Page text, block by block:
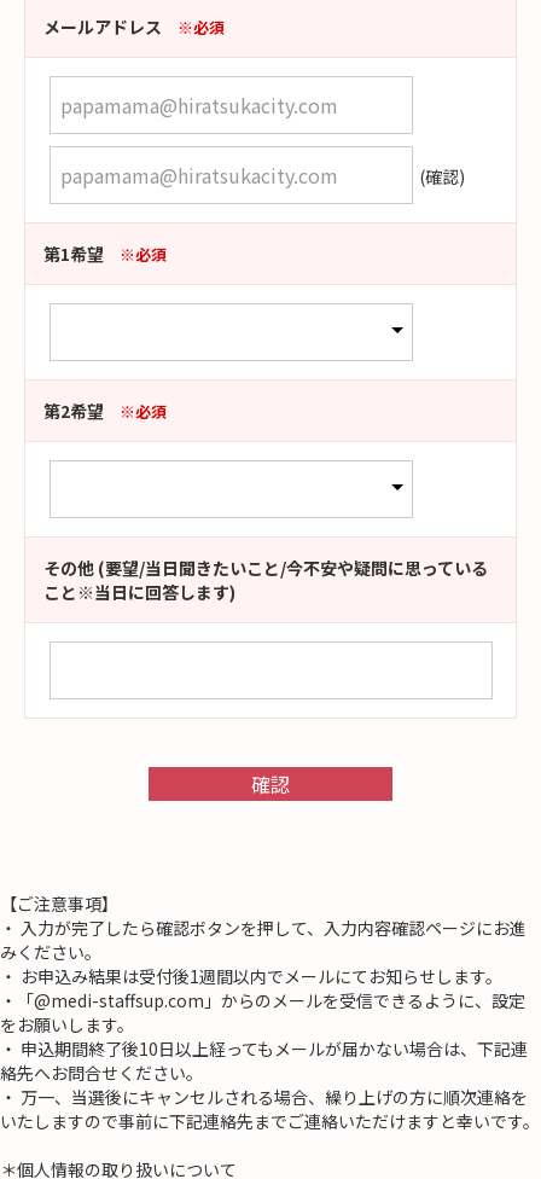
メールアドレス ※必須
(確認)
第1希望 ※必須
第2希望 ※必須
その他 (要望/当日聞きたいこと/今不安や疑問に思っている
こと※当日に回答します)
【ご注意事項】
・ 入力が完了したら確認ボタンを押して、入力内容確認ページにお進
みください。
・ お申込み結果は受付後1週間以内でメールにてお知らせします。
・「@medi-staffsup.com」からのメールを受信できるように、設定
をお願いします。
・ 申込期間終了後10日以上経ってもメールが届かない場合は、下記連
絡先へお問合せください。
・ 万一、当選後にキャンセルされる場合、繰り上げの方に順次連絡を
いたしますので事前に下記連絡先までご連絡いただけますと幸いです。
＊個人情報の取り扱いについて